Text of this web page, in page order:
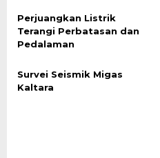
Perjuangkan Listrik
Terangi Perbatasan dan
Pedalaman
Survei Seismik Migas
Kaltara